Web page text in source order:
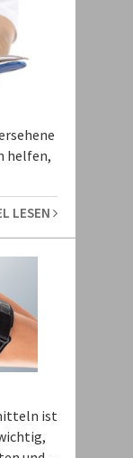
helfen,
LESEN
ist